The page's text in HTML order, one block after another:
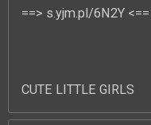
==> s.yjm.pl/6N2Y <==
CUTE LITTLE GIRLS